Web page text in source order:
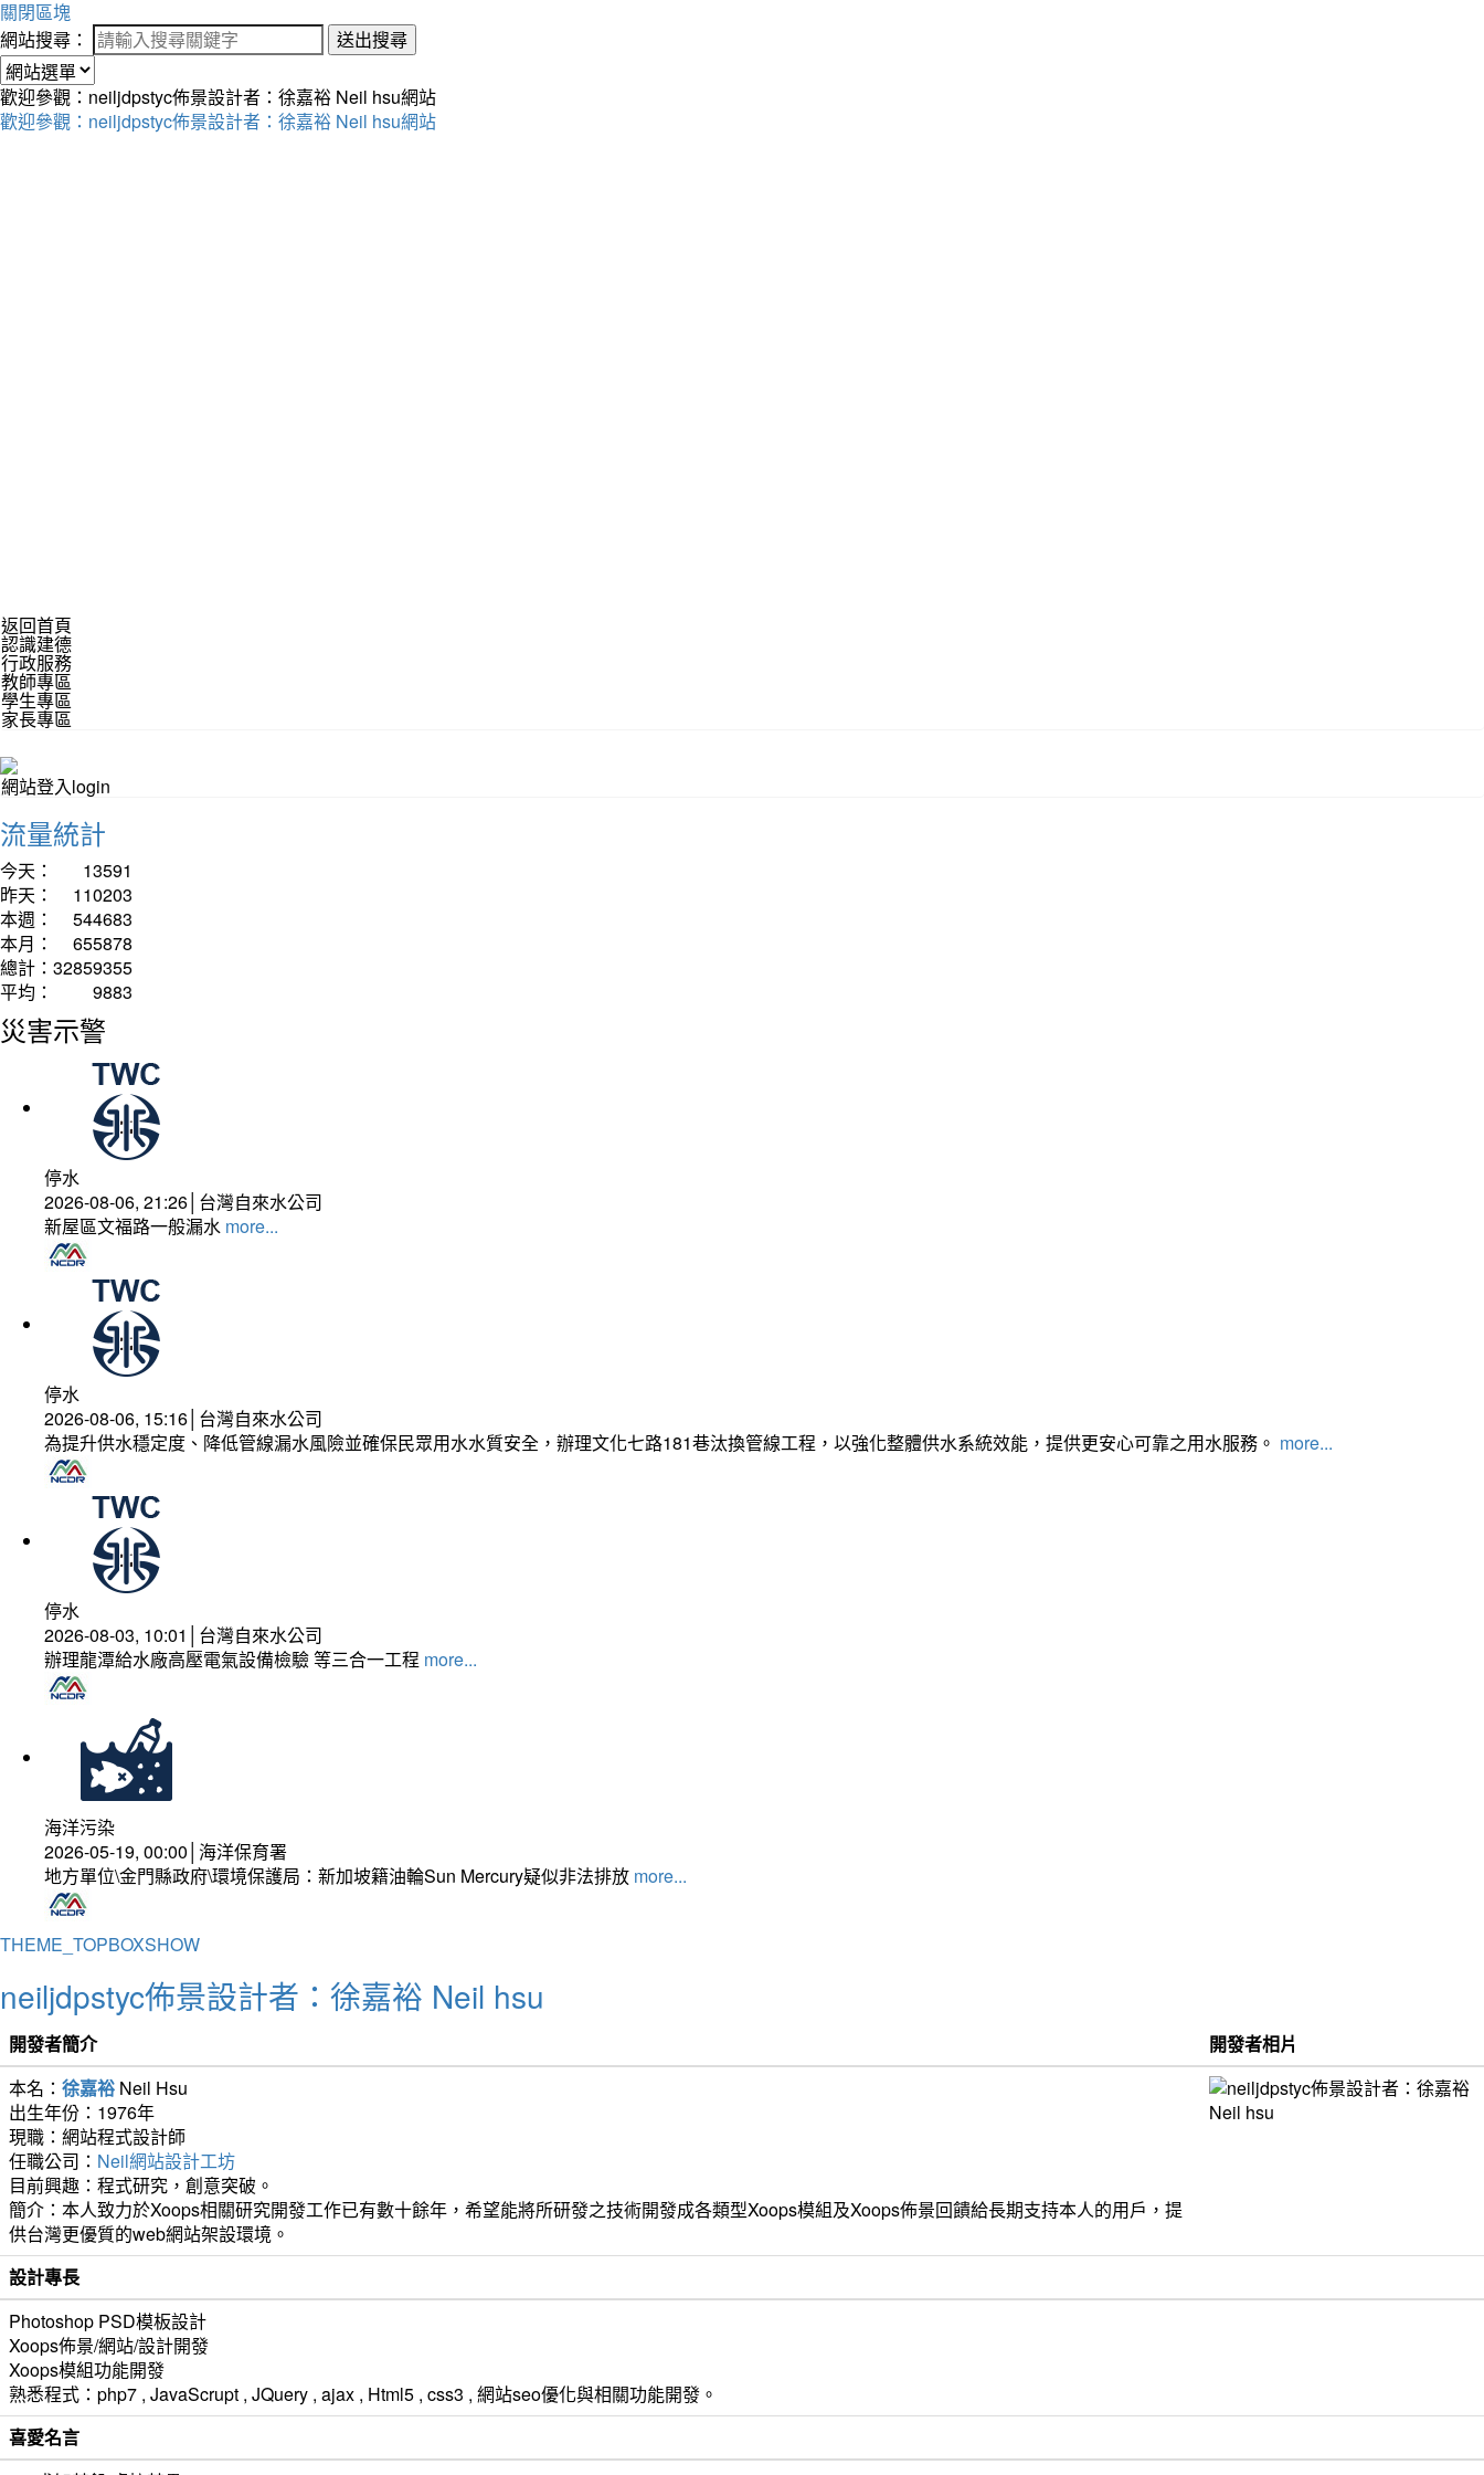
關閉區塊
網站搜尋：
送出搜尋
歡迎參觀：neiljdpstyc佈景設計者：徐嘉裕 Neil hsu網站
歡迎參觀：neiljdpstyc佈景設計者：徐嘉裕 Neil hsu網站
返回首頁
認識建德
行政服務
教師專區
學生專區
家長專區
網站登入login
流量統計
今天：
13591
昨天：
110203
本週：
544683
本月：
655878
總計： 32859355
平均：
9883
災害示警
停水
2026-08-06, 21:26│台灣自來水公司
新屋區文福路一般漏水 more...
停水
2026-08-06, 15:16│台灣自來水公司
為提升供水穩定度、降低管線漏水風險並確保民眾用水水質安全，辦理文化七路181巷汰換管線工程，以強化整體供水系統效能，提供更安心可靠之用水服務。 more...
停水
2026-08-03, 10:01│台灣自來水公司
辦理龍潭給水廠高壓電氣設備檢驗 等三合一工程 more...
海洋污染
2026-05-19, 00:00│海洋保育署
地方單位\金門縣政府\環境保護局：新加坡籍油輪Sun Mercury疑似非法排放 more...
THEME_TOPBOXSHOW
neiljdpstyc佈景設計者：徐嘉裕 Neil hsu
開發者簡介
開發者相片
本名： 徐嘉裕 Neil Hsu
出生年份：1976年
現職：網站程式設計師
任職公司： Neil網站設計工坊
目前興趣：程式研究，創意突破。
簡介：本人致力於Xoops相關研究開發工作已有數十餘年，希望能將所研發之技術開發成各類型Xoops模組及Xoops佈景回饋給長期支持本人的用戶，提
供台灣更優質的web網站架設環境。
設計專長
Photoshop PSD模板設計
Xoops佈景/網站/設計開發
Xoops模組功能開發
熟悉程式：php7 , JavaScrupt , JQuery , ajax , Html5 , css3 , 網站seo優化與相關功能開發。
喜愛名言